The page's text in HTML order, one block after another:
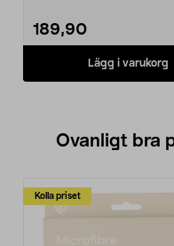
189,90
Lägg i varukorg
Ovanligt bra
Kolla priset